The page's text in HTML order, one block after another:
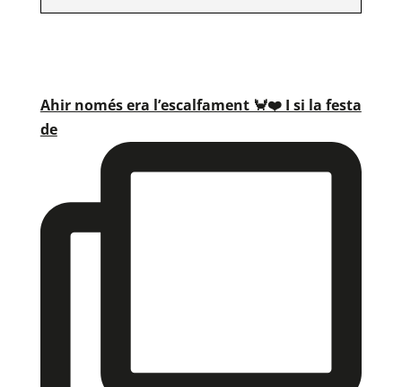
Ahir només era l’escalfament 🦀❤️ I si la festa
de